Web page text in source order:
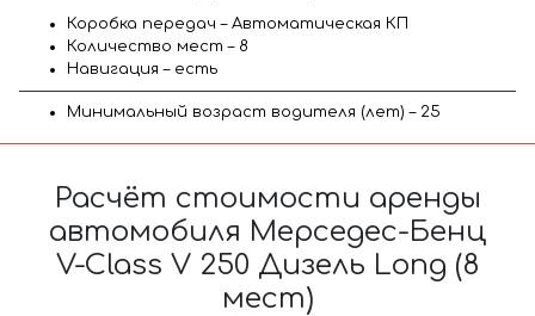
Коробка передач – Автоматическая КП
Количество мест – 8
Навигация – есть
Минимальный возраст водителя (лет) – 25
Расчёт стоимости аренды
автомобиля Мерседес-Бенц
V-Class V 250 Дизель Long (8
мест)